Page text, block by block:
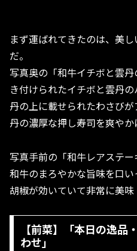
まず運ばれてきたのは、美
だ。
写真奥の「和牛イチボと雲
き付けられたイチボと雲丹
丹の上に載せられたわさび
丹の濃厚な押し寿司を爽やか
写真手前の「和牛レアステー
和牛のまろやかな旨味を口
胡椒が効いていて非常に美味
【前菜】「本日の逸品
わせ」